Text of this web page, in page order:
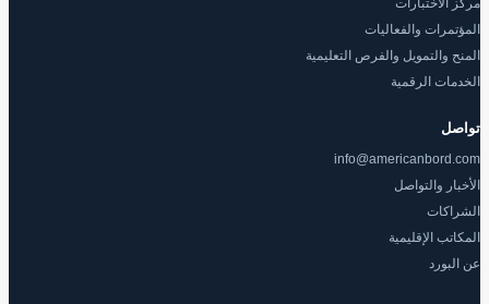
مركز الاختبارات
المؤتمرات والفعاليات
المنح والتمويل والفرص التعليمية
الخدمات الرقمية
تواصل
info@americanbord.com
الأخبار والتواصل
الشراكات
المكاتب الإقليمية
عن البورد